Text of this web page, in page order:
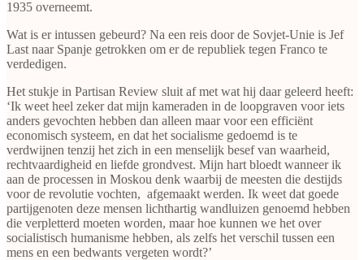
1935 overneemt.
Wat is er intussen gebeurd? Na een reis door de Sovjet-Unie is Jef
Last naar Spanje getrokken om er de republiek tegen Franco te
verdedigen.
Het stukje in Partisan Review sluit af met wat hij daar geleerd heeft:
‘Ik weet heel zeker dat mijn kameraden in de loopgraven voor iets
anders gevochten hebben dan alleen maar voor een efficiënt
economisch systeem, en dat het socialisme gedoemd is te
verdwijnen tenzij het zich in een menselijk besef van waarheid,
rechtvaardigheid en liefde grondvest. Mijn hart bloedt wanneer ik
aan de processen in Moskou denk waarbij de meesten die destijds
voor de revolutie vochten, afgemaakt werden. Ik weet dat goede
partijgenoten deze mensen lichthartig wandluizen genoemd hebben
die verpletterd moeten worden, maar hoe kunnen we het over
socialistisch humanisme hebben, als zelfs het verschil tussen een
mens en een bedwants vergeten wordt?’